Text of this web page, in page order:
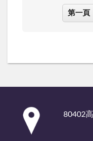
第一頁
80402